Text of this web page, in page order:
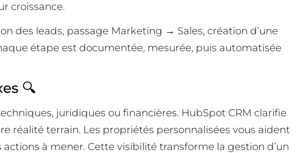
croissance.
des leads, passage Marketing → Sales, création d’une
étape est documentée, mesurée, puis automatisée
🔍
juridiques ou financières. HubSpot CRM clarifie
réalité terrain. Les propriétés personnalisées vous aident
à mener. Cette visibilité transforme la gestion d’un